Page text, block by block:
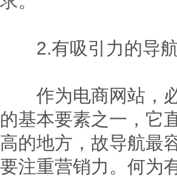
2.有吸引力的导
作为电商网站，必
的基本要素之一，它
高的地方，故导航最
要注重营销力。何为